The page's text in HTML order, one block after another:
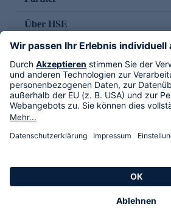
Über HSE
Im TV
HSE International